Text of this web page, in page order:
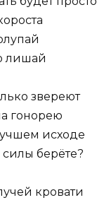
лишай
звереют
гонорею
исходе
берёте?
кровати